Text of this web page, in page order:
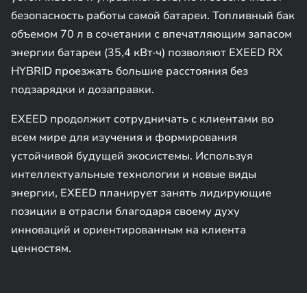
безопасность работы самой батареи. Топливный бак
объемом 70 л в сочетании с впечатляющим запасом
энергии батареи (35,4 кВт·ч) позволяют EXEED RX
HYBRID проезжать большие расстояния без
подзарядки и дозаправки.
EXEED продолжит сотрудничать с клиентами во
всем мире для изучения и формирования
устойчивой будущей экосистемы. Используя
интеллектуальные технологии и новые виды
энергии, EXEED планирует занять лидирующие
позиции в отрасли благодаря своему духу
инноваций и ориентированным на клиента
ценностям.